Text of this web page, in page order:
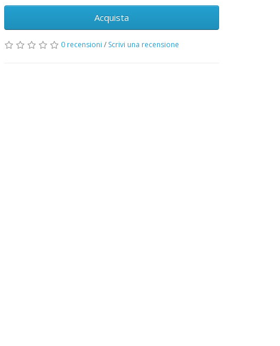
Acquista
0 recensioni / Scrivi una recensione